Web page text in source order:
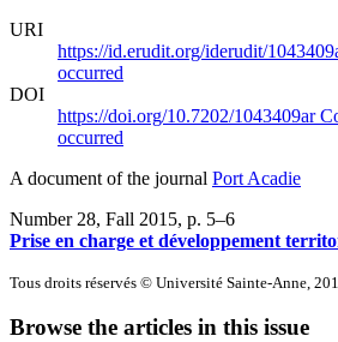
URI
https://id.erudit.org/iderudit/
occurred
DOI
https://doi.org/10.7202/1043409ar
occurred
A document of the journal Port Acadie
Number 28, Fall 2015, p. 5–6
Prise en charge et développement
Tous droits réservés © Université Sainte-Anne,
Browse the articles in this issue